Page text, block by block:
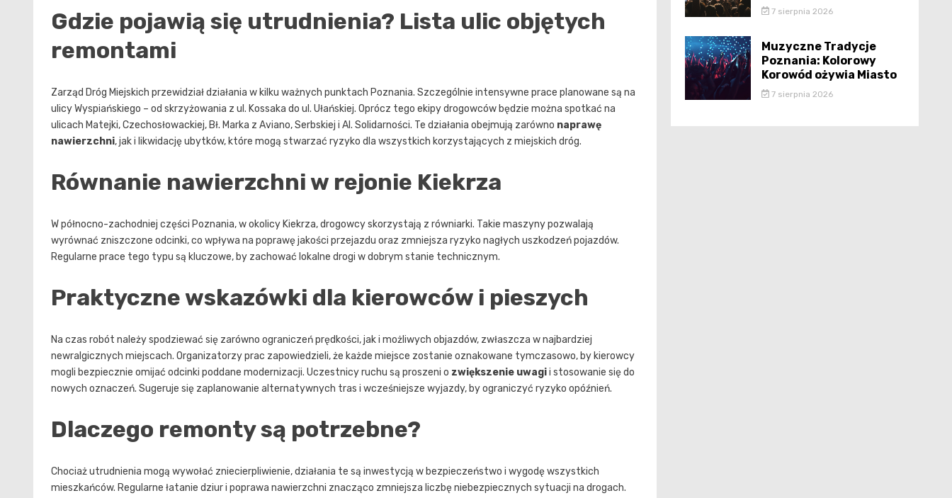
Gdzie pojawią się utrudnienia? Lista ulic objętych
remontami
Zarząd Dróg Miejskich przewidział działania w kilku ważnych punktach Poznania. Szczególnie intensywne prace planowane są na
ulicy Wyspiańskiego – od skrzyżowania z ul. Kossaka do ul. Ułańskiej. Oprócz tego ekipy drogowców będzie można spotkać na
ulicach Matejki, Czechosłowackiej, Bł. Marka z Aviano, Serbskiej i Al. Solidarności. Te działania obejmują zarówno naprawę
nawierzchni, jak i likwidację ubytków, które mogą stwarzać ryzyko dla wszystkich korzystających z miejskich dróg.
Równanie nawierzchni w rejonie Kiekrza
W północno-zachodniej części Poznania, w okolicy Kiekrza, drogowcy skorzystają z równiarki. Takie maszyny pozwalają
wyrównać zniszczone odcinki, co wpływa na poprawę jakości przejazdu oraz zmniejsza ryzyko nagłych uszkodzeń pojazdów.
Regularne prace tego typu są kluczowe, by zachować lokalne drogi w dobrym stanie technicznym.
Praktyczne wskazówki dla kierowców i pieszych
Na czas robót należy spodziewać się zarówno ograniczeń prędkości, jak i możliwych objazdów, zwłaszcza w najbardziej
newralgicznych miejscach. Organizatorzy prac zapowiedzieli, że każde miejsce zostanie oznakowane tymczasowo, by kierowcy
mogli bezpiecznie omijać odcinki poddane modernizacji. Uczestnicy ruchu są proszeni o zwiększenie uwagii stosowanie się do
nowych oznaczeń. Sugeruje się zaplanowanie alternatywnych tras i wcześniejsze wyjazdy, by ograniczyć ryzyko opóźnień.
Dlaczego remonty są potrzebne?
Chociaż utrudnienia mogą wywołać zniecierpliwienie, działania te są inwestycją w bezpieczeństwo i wygodę wszystkich
mieszkańców. Regularne łatanie dziur i poprawa nawierzchni znacząco zmniejsza liczbę niebezpiecznych sytuacji na drogach.
7 sierpnia 2026
Muzyczne Tradycje
Poznania: Kolorowy
Korowód ożywia Miasto
7 sierpnia 2026